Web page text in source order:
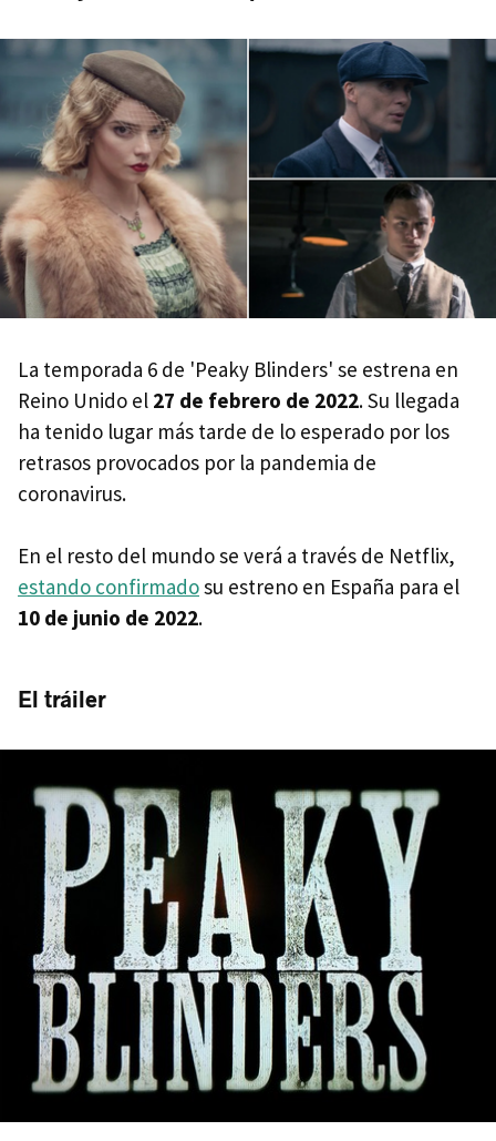
La temporada 6 de 'Peaky Blinders' se estrena en
Reino Unido el 27 de febrero de 2022. Su llegada
ha tenido lugar más tarde de lo esperado por los
retrasos provocados por la pandemia de
coronavirus.
En el resto del mundo se verá a través de Netflix,
estando confirmadosu estreno en España para el
10 de junio de 2022.
El tráiler